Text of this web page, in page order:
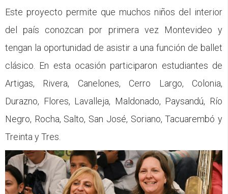
Este proyecto permite que muchos niños del interior
del país conozcan por primera vez Montevideo y
tengan la oportunidad de asistir a una función de ballet
clásico. En esta ocasión participaron estudiantes de
Artigas, Rivera, Canelones, Cerro Largo, Colonia,
Durazno, Flores, Lavalleja, Maldonado, Paysandú, Río
Negro, Rocha, Salto, San José, Soriano, Tacuarembó y
Treinta y Tres.